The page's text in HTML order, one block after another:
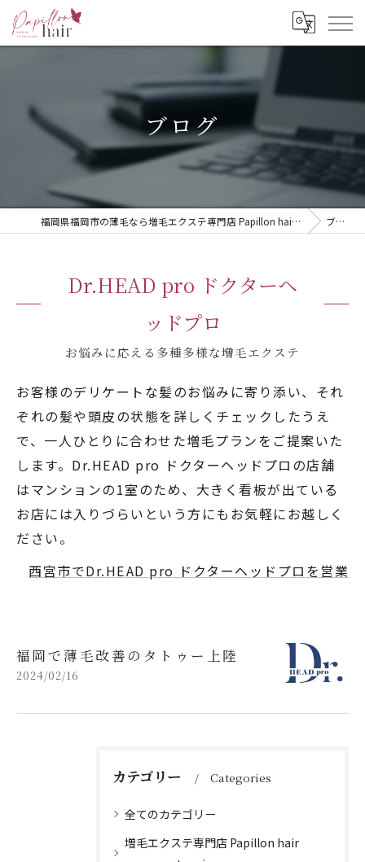
ブログ
福岡県福岡市の薄毛なら増毛エクステ専門店 Papillon hair -zomo extension- ブログ
Dr.HEAD pro ドクターヘ
ッドプロ
お悩みに応える多種多様な増毛エクステ
お客様のデリケートな髪のお悩みに寄り添い、それ
ぞれの髪や頭皮の状態を詳しくチェックしたうえ
で、一人ひとりに合わせた増毛プランをご提案いた
します。Dr.HEAD pro ドクターヘッドプロの店舗
はマンションの1室のため、大きく看板が出ている
お店には入りづらいという方にもお気軽にお越しく
ださい。
西宮市でDr.HEAD pro ドクターヘッドプロを営業
福岡で薄毛改善のタトゥー上陸
2024/02/16
カテゴリー Categories
全てのカテゴリー
増毛エクステ専門店 Papillon hair